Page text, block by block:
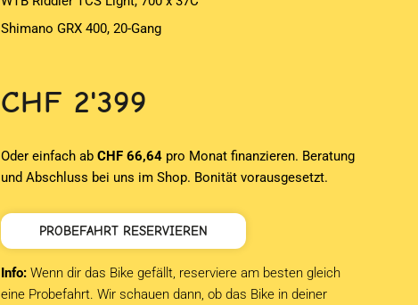
Shimano GRX 400, 20-Gang
CHF 2'399
Oder einfach abCHF 66,64 pro Monat finanzieren. Beratung
und Abschluss bei uns im Shop. Bonität vorausgesetzt.
PROBEFAHRT RESERVIEREN
Info: Wenn dir das Bike gefällt, reserviere am besten gleich
eine Probefahrt. Wir schauen dann, ob das Bike in deiner